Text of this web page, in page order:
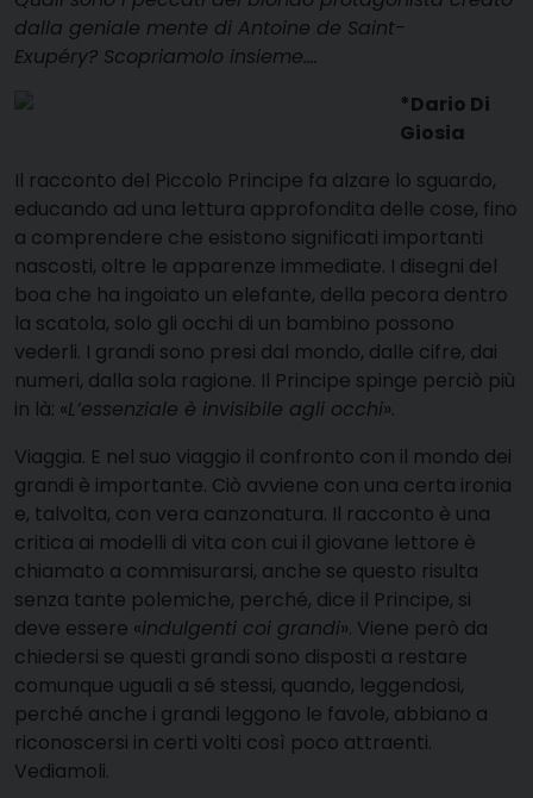
dalla geniale mente di Antoine de Saint-
Exupéry? Scopriamolo insieme….
*Dario Di
Giosia
Il racconto del Piccolo Principe fa alzare lo sguardo,
educando ad una lettura approfondita delle cose, fino
a comprendere che esistono significati importanti
nascosti, oltre le apparenze immediate. I disegni del
boa che ha ingoiato un elefante, della pecora dentro
la scatola, solo gli occhi di un bambino possono
vederli. I grandi sono presi dal mondo, dalle cifre, dai
numeri, dalla sola ragione. Il Principe spinge perciò più
in là: «L’essenziale è invisibile agli occhi».
Viaggia. E nel suo viaggio il confronto con il mondo dei
grandi è importante. Ciò avviene con una certa ironia
e, talvolta, con vera canzonatura. Il racconto è una
critica ai modelli di vita con cui il giovane lettore è
chiamato a commisurarsi, anche se questo risulta
senza tante polemiche, perché, dice il Principe, si
deve essere «indulgenti coi grandi». Viene però da
chiedersi se questi grandi sono disposti a restare
comunque uguali a sé stessi, quando, leggendosi,
perché anche i grandi leggono le favole, abbiano a
riconoscersi in certi volti così poco attraenti.
Vediamoli.